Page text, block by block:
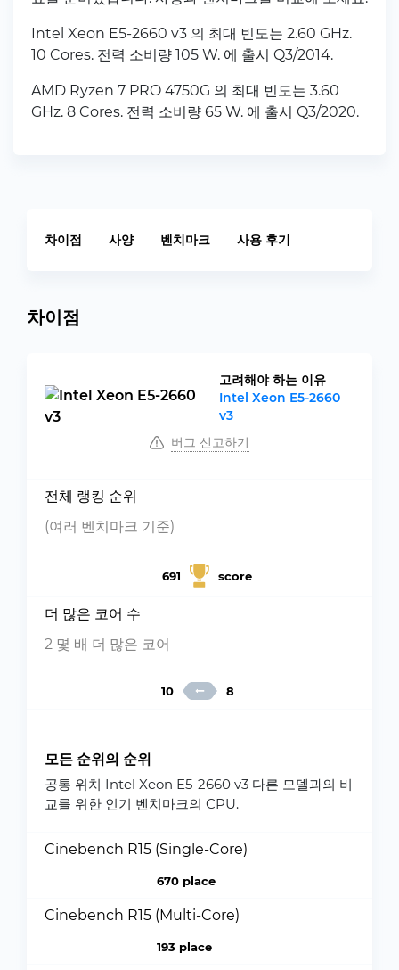
Intel Xeon E5-2660 v3 의 최대 빈도는 2.60 GHz.
10 Cores. 전력 소비량 105 W. 에 출시 Q3/2014.
AMD Ryzen 7 PRO 4750G 의 최대 빈도는 3.60
GHz. 8 Cores. 전력 소비량 65 W. 에 출시 Q3/2020.
차이점 사양 벤치마크 사용 후기
차이점
고려해야 하는 이유
Intel Xeon E5-2660
v3
버그 신고하기
전체 랭킹 순위
(여러 벤치마크 기준)
691 score
더 많은 코어 수
2 몇 배 더 많은 코어
10 8
모든 순위의 순위
공통 위치 Intel Xeon E5-2660 v3 다른 모델과의 비
교를 위한 인기 벤치마크의 CPU.
Cinebench R15 (Single-Core)
670 place
Cinebench R15 (Multi-Core)
193 place